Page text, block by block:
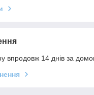
впродовж 14 днів за